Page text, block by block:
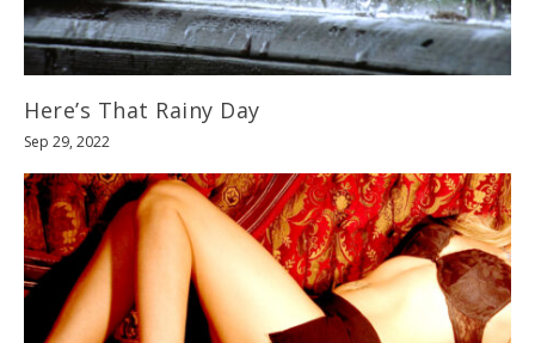
Here’s That Rainy Day
Sep 29, 2022